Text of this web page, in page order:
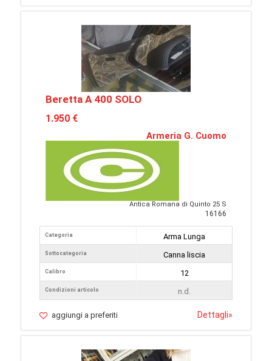
Beretta A 400 SOLO
1.950 €
Armeria G. Cuomo
Antica Romana di Quinto 25 S
16166
Categoria
Sottocategoria
Calibro
Condizioni articolo
Arma Lunga
Canna liscia
12
n.d.
aggiungi a preferiti Dettagli»